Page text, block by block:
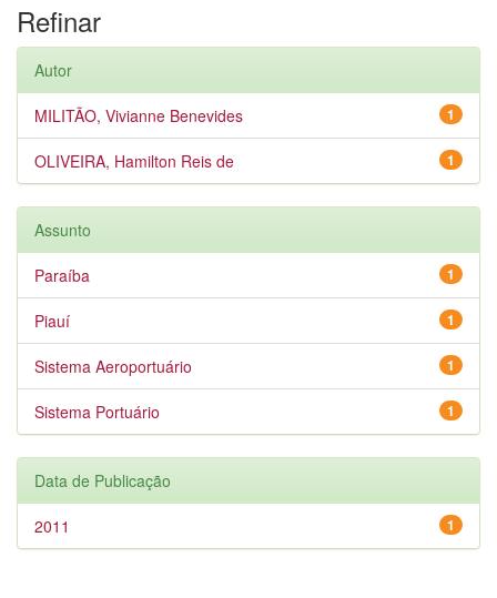
Refinar
Autor
1
MILITÃO, Vivianne Benevides
1
OLIVEIRA, Hamilton Reis de
Assunto
1
Paraíba
1
Piauí
1
Sistema Aeroportuário
1
Sistema Portuário
Data de Publicação
1
2011